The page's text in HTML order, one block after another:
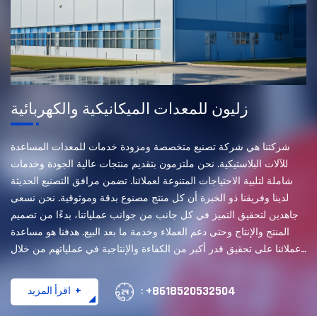
زليون للمعدات الميكانيكية والكهربائية
شركتنا هي شركة تصنيع متخصصة ومزودة خدمات للمعدات المساعدة
للآلات البلاستيكية. نحن ملتزمون بتقديم منتجات عالية الجودة وخدمات
شاملة لتلبية الاحتياجات المتنوعة لعملائنا. تضمن مرافق التصنيع الحديثة
لدينا وفريقنا ذو الخبرة أن كل منتج مصنوع بدقة وموثوقية. نحن نسعى
جاهدين لتحقيق التميز في كل جانب من جوانب عملياتنا، بدءًا من تصميم
المنتج والإنتاج وحتى دعم العملاء وخدمة ما بعد البيع. هدفنا هو مساعدة
عملائنا على تحقيق قدر أكبر من الكفاءة والإنتاجية في عملياتهم من خلال
اقرأ المزيد + : +8618520532504